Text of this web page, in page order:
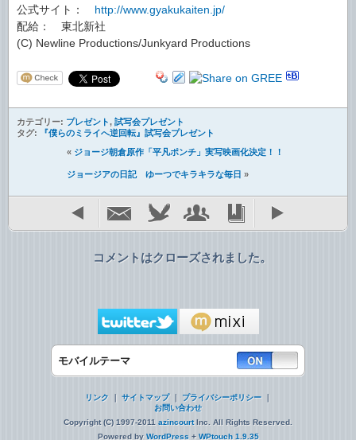
公式サイト： http://www.gyakukaiten.jp/
配給： 東北新社
(C) Newline Productions/Junkyard Productions
カテゴリー: プレゼント, 試写会プレゼント
タグ:
『僕らのミライへ逆回転』試写会プレゼント
« ジョージ朝倉原作「平凡ポンチ」実写映画化決定！！
ジョージアの日記 ゆーつでキラキラな毎日 »
コメントはクローズされました。
モバイルテーマ
リンク ｜ サイトマップ｜ プライバシーポリシー｜
お問い合わせ
Copyright (C) 1997-2011 azincourtInc. All Rights Reserved.
Powered by WordPress + WPtouch 1.9.35